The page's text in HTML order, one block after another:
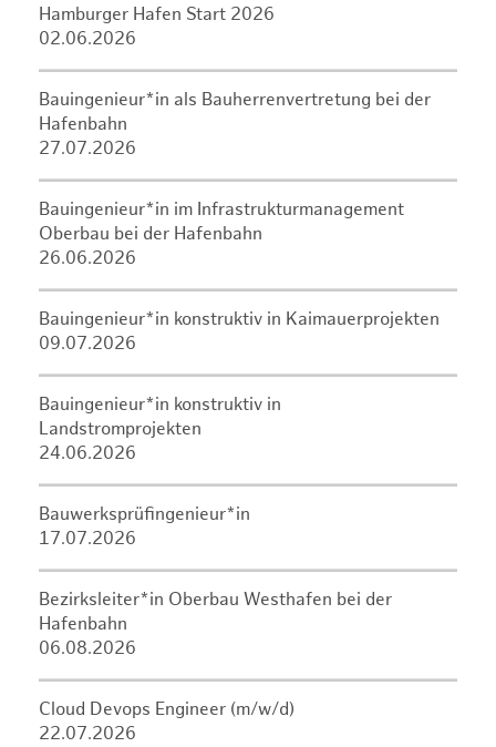
Hamburger Hafen Start 2026
02.06.2026
Bauingenieur*in als Bauherrenvertretung bei der
Hafenbahn
27.07.2026
Bauingenieur*in im Infrastrukturmanagement
Oberbau bei der Hafenbahn
26.06.2026
Bauingenieur*in konstruktiv in Kaimauerprojekten
09.07.2026
Bauingenieur*in konstruktiv in
Landstromprojekten
24.06.2026
Bauwerksprüfingenieur*in
17.07.2026
Bezirksleiter*in Oberbau Westhafen bei der
Hafenbahn
06.08.2026
Cloud Devops Engineer (m/w/d)
22.07.2026